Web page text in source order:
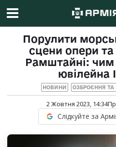
Порулити
сцени опери та
Рамштайні: чим
ювілейна
НОВИНИ ОЗБРОЄННЯ ТА
2 Жовтня 2023, 14:34
Слідкуйте за